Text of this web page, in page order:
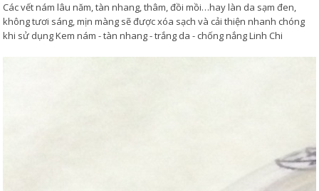
Các vết nám lâu năm, tàn nhang, thâm, đồi mồi…hay làn da sạm đen,
không tươi sáng, mịn màng sẽ được xóa sạch và cải thiện nhanh chóng
khi sử dụng Kem nám - tàn nhang - trắng da - chống nắng Linh Chi